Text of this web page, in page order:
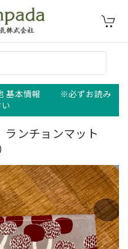
他 基本情報 ※必ずお読み
い
ランチョンマット